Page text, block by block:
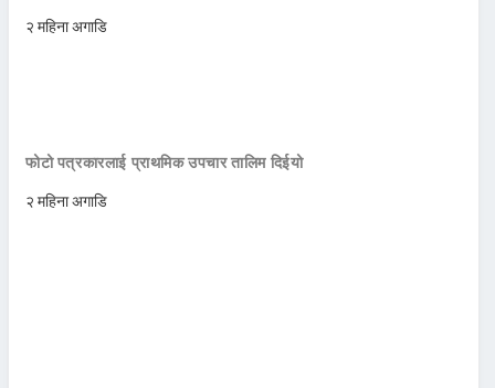
२ महिना अगाडि
फोटो पत्रकारलाई प्राथमिक उपचार तालिम दिईयो
२ महिना अगाडि